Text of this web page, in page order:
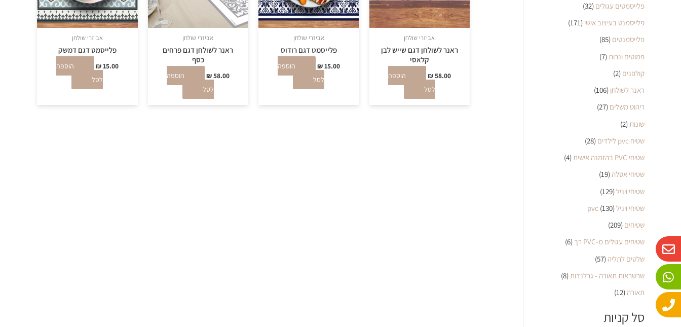
פלייסמטים עגולים (32)
פלייסמנט בעיצוב אישי (171)
פלייסמנטים (85)
פמוטים ונרות (7)
קולפנים (2)
ראנר לשולחן (106)
ריהוט משלים (27)
שונות (2)
שטיח pvc לילדים
(28)
שטיחי PVC בהזמנה אישית
(4)
שטיחי אסלה (19)
שטיחי ויניל(129)
שטיחי ויניל pvc(130)
שטיחים (209)
שטיחים עגולים מ-PVC רך
(6)
שלטים לתליה (57)
שרשראות תאורה - גרלנדות (8)
תאורה (12)
סל קניות
אביזרי שולחן
ראנר לשולחן דגם שייש לבן
קלאסי
₪58.00
הוספה
לסל
אביזרי שולחן
פלייסמט דגם רודוס
₪15.00
הוספה
לסל
אביזרי שולחן
ראנר לשולחן דגם פרחים
כסף
₪58.00
הוספה
לסל
אביזרי שולחן
פלייסמט דגם דמשק
₪15.00
הוספה
לסל
E
n
v
e
l
o
p
W
h
a
t
s
a
p
P
h
o
n
e